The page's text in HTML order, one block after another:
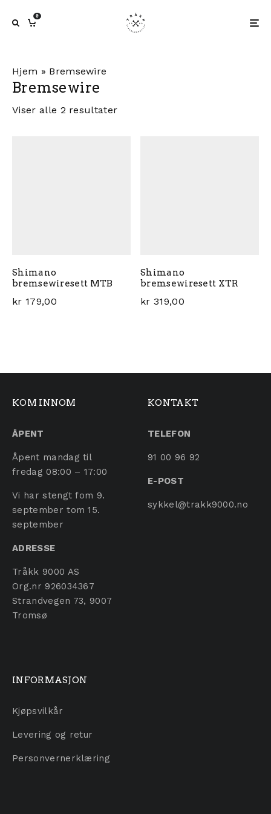
0
Hjem » Bremsewire
Bremsewire
Viser alle 2 resultater
Shimano
bremsewiresett MTB
kr 179,00
Shimano
bremsewiresett XTR
kr 319,00
KOM INNOM
ÅPENT
Åpent mandag til
fredag 08:00 – 17:00
Vi har stengt fom 9.
september tom 15.
september
ADRESSE
Tråkk 9000 AS
Org.nr 926034367
Strandvegen 73, 9007
Tromsø
KONTAKT
TELEFON
91 00 96 92
E-POST
sykkel@trakk9000.no
INFORMASJON
Kjøpsvilkår
Levering og retur
Personvernerklæring